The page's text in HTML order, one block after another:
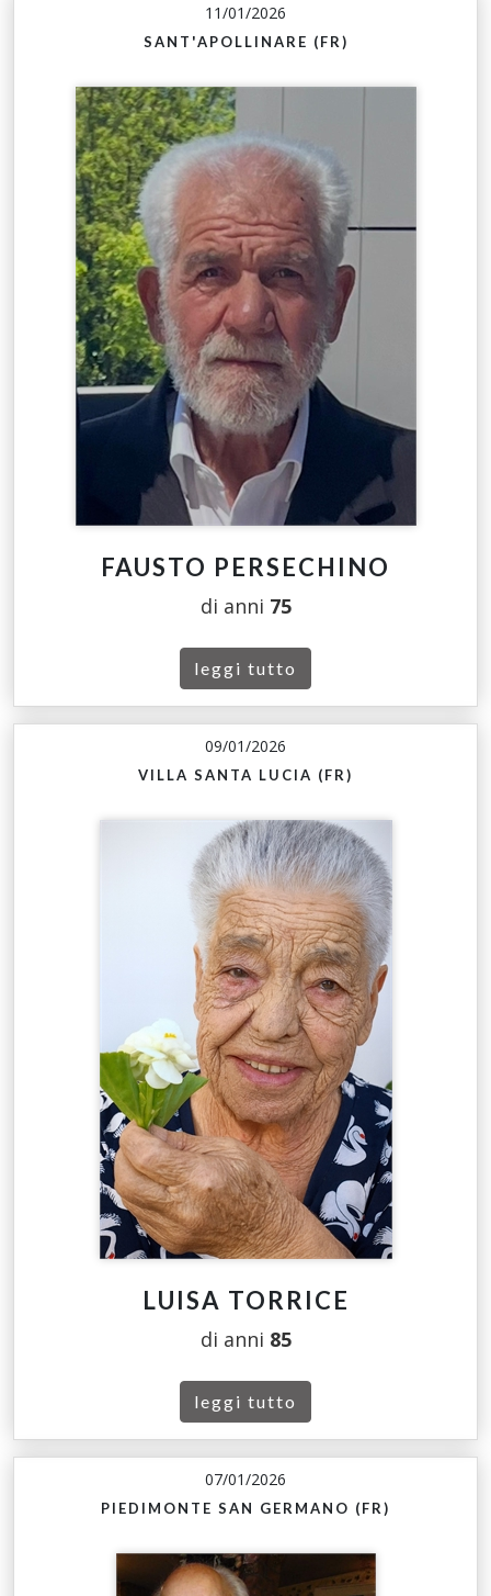
11/01/2026
SANT'APOLLINARE (FR)
FAUSTO PERSECHINO
di anni 75
leggi tutto
09/01/2026
VILLA SANTA LUCIA (FR)
LUISA TORRICE
di anni 85
leggi tutto
07/01/2026
PIEDIMONTE SAN GERMANO (FR)